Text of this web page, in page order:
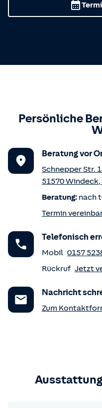
Persönliche
Beratung vor
Schnepper Str.
51570Windeck,
Beratung: nach
Termin
Telefonisch
Mobil 0157
Rückruf Jetzt
Nachricht
Zum